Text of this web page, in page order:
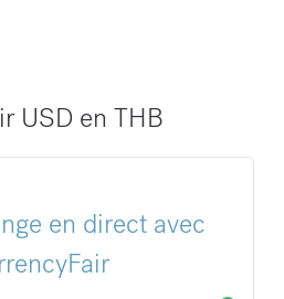
USD en THB
en direct avec